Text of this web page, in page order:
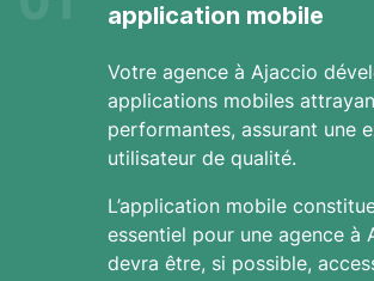
application mobile
Votre agence à Ajaccio
applications mobiles
performantes, assurant une
utilisateur de qualité.
L’application mobile
essentiel pour une agence à
devra être, si possible,